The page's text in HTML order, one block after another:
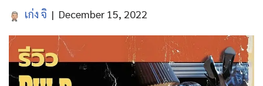
เก่ง จิ December 15, 2022